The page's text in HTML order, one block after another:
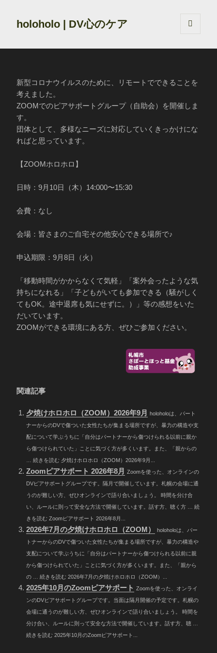
holoholo | DV心のケア
ーとウ
新型コロナウイルスのために、リモートでできることを
考えました。
ZOOMでのピアサポートグループ（自助会）を開催しま
す。
団体として、多様なニーズに対応していくきっかけにな
ればと思っています。
【ZOOMホロホロ】
日時：9月10日（木）14:000〜15:30
会費：なし
会場：皆さまのご自宅その他安心できる場所で♪
申込期限：9月8日（火）
「移動時間がかからなくて気軽」「案外会ったような気
持ちになれる」「子どもがいても参加できる（騒がしく
てもOK。途中退席も気にせずに。）」等の感想をいた
だいています。
ZOOMができる環境にある方、ぜひご参加ください。
関連記事
夕焼けホロホロ（ZOOM）2026年9月
holoholoは、パート
ナーからのDVで傷ついた女性たちが集まる場所ですが、暴力の構造や支
配について学ぶうちに「自分はパートナーから傷つけられる以前に親か
ら傷つけられていた」ことに気づく方が多くいます。また、「親からの
… 続きを読む 夕焼けホロホロ（ZOOM）2026年9月...
Zoomピアサポート 2026年8月
Zoomを使った、オンラインの
DVピアサポートグループです。隔月で開催しています。札幌の会場に通
うのが難しい方、ぜひオンラインで語り合いましょう。 時間を分け合
い、ルールに則って安全な方法で開催しています。話す方、聴く方 … 続
きを読む Zoomピアサポート 2026年8月...
2026年7月の夕焼けホロホロ（ZOOM）
holoholoは、パー
トナーからのDVで傷ついた女性たちが集まる場所ですが、暴力の構造や
支配について学ぶうちに「自分はパートナーから傷つけられる以前に親
から傷つけられていた」ことに気づく方が多くいます。また、「親から
の … 続きを読む 2026年7月の夕焼けホロホロ（ZOOM）...
2025年10月のZoomピアサポート
Zoomを使った、オンライ
ンのDVピアサポートグループです。当面は隔月開催の予定です。札幌の
会場に通うのが難しい方、ぜひオンラインで語り合いましょう。 時間を
分け合い、ルールに則って安全な方法で開催しています。話す方、聴 …
続きを読む 2025年10月のZoomピアサポート...